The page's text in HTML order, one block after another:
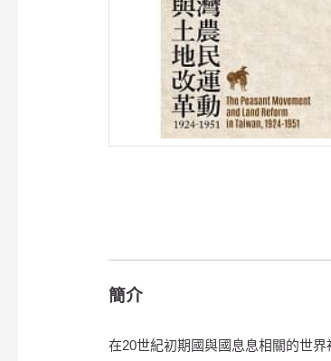
簡介
在20世紀初期國與國息息相關的世